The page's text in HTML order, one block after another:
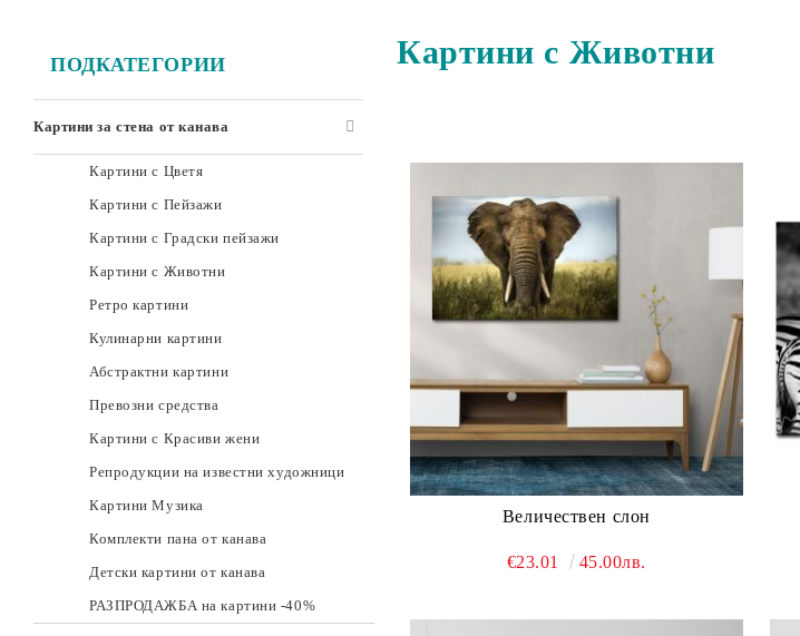
ПОДКАТЕГОРИИ
Картини за стена от канава
Картини с Цветя
Картини с Пейзажи
Картини с Градски пейзажи
Картини с Животни
Ретро картини
Кулинарни картини
Абстрактни картини
Превозни средства
Картини с Красиви жени
Репродукции на известни художници
Картини Музика
Комплекти пана от канава
Детски картини от канава
РАЗПРОДАЖБА на картини -40%
Картини с Животни
Величествен слон
€23.01 45.00лв.